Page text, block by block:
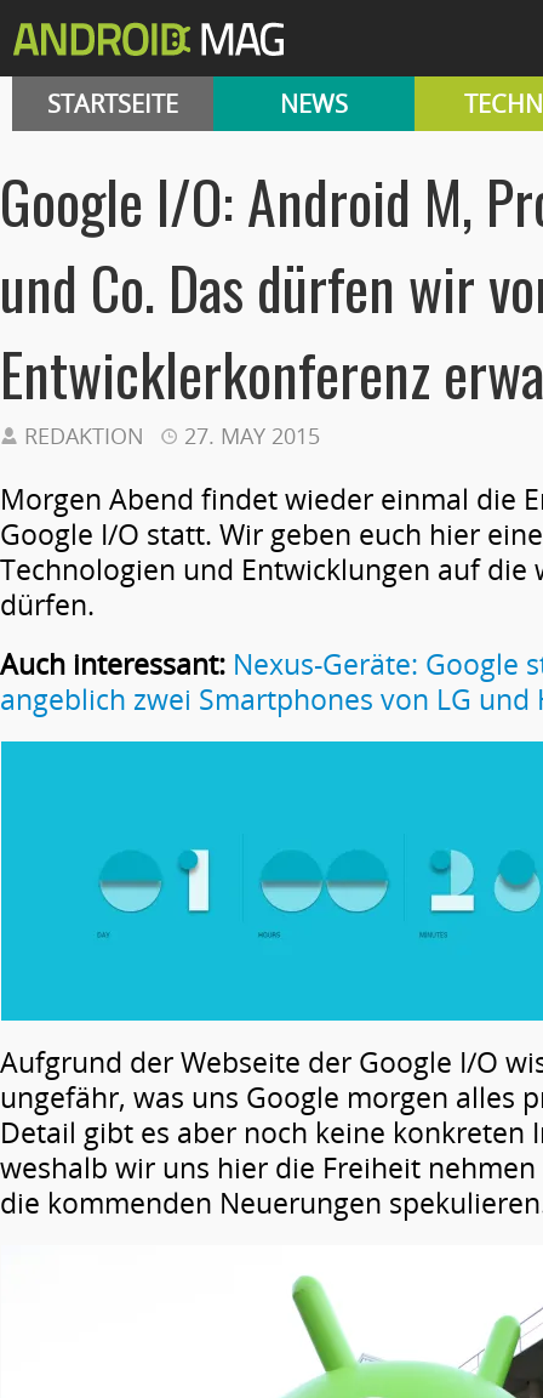
STARTSEITE NEWS
Google I/O: Android M,
und Co. Das dürfen wir
Entwicklerkonferenz
REDAKTION 27. MAY 2015
Morgen Abend findet wieder einmal die
Google I/O statt. Wir geben euch hier
Technologien und Entwicklungen auf die
dürfen.
Auch interessant: Nexus-Geräte: Google
angeblich zwei Smartphones von LG und
Aufgrund der Webseite der Google I/O
ungefähr, was uns Google morgen alles
Detail gibt es aber noch keine konkreten
weshalb wir uns hier die Freiheit
die kommenden Neuerungen